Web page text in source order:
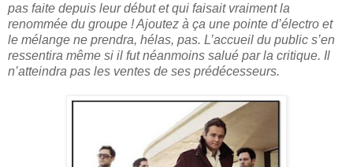
pas faite depuis leur début et qui faisait vraiment la
renommée du groupe ! Ajoutez à ça une pointe d’électro et
le mélange ne prendra, hélas, pas. L’accueil du public s’en
ressentira même si il fut néanmoins salué par la critique. Il
n’atteindra pas les ventes de ses prédécesseurs.